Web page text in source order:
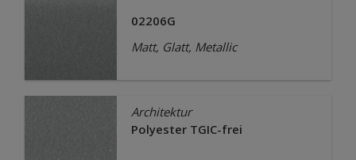
02206G
Matt, Glatt, Metallic
Architektur
Polyester TGIC-frei